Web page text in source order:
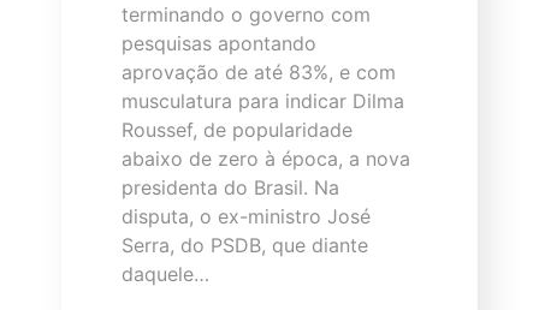
terminando o governo com
pesquisas apontando
aprovação de até 83%, e com
musculatura para indicar Dilma
Roussef, de popularidade
abaixo de zero à época, a nova
presidenta do Brasil. Na
disputa, o ex-ministro José
Serra, do PSDB, que diante
daquele…